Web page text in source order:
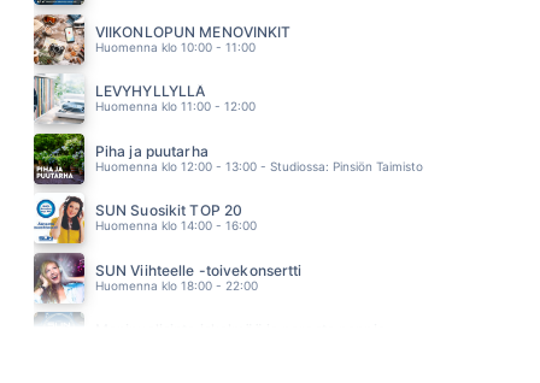
HUHU
05.24
VIIKONLOPUN MENOVINKIT
Huomenna klo 10:00 - 11:00
LEVYHYLLYLLÄ
Huomenna klo 11:00 - 12:00
Piha ja puutarha
Huomenna klo 12:00 - 13:00 - Studiossa: Pinsiön Taimisto
SUN Suosikit TOP 20
Huomenna klo 14:00 - 16:00
SUN Viihteelle -toivekonsertti
Huomenna klo 18:00 - 22:00